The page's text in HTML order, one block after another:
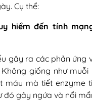
Cụ thể:
hiểm đến tính
gây ra các phản ứng
giống như
máu mà tiết enzyme
đó gây ngứa và nổi